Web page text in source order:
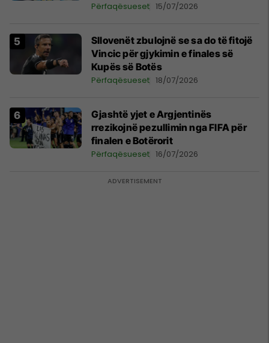
Përfaqësueset 15/07/2026
Sllovenët zbulojnë se sa do të fitojë
Vincic për gjykimin e finales së
Kupës së Botës
Përfaqësueset 18/07/2026
Gjashtë yjet e Argjentinës
rrezikojnë pezullimin nga FIFA për
finalen e Botërorit
Përfaqësueset 16/07/2026